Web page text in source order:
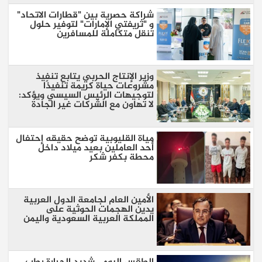
شراكة حصرية بين "قطارات الاتحاد"
و "ثريفتي الإمارات" لتوفير حلول
تنقل متكاملة للمسافرين
وزير الإنتاج الحربي يتابع تنفيذ
مشروعات حياة كريمة تنفيذًا
لتوجيهات الرئيس السيسي ويؤكد:
لا تهاون مع الشركات غير الجادة
مياة القليوبية توضح حقيقه إحتفال
أحد العاملين بعيد ميلاد داخل
محطة بكفر شكر
الأمين العام لجامعة الدول العربية
يدين الهجمات الحوثية على
المملكة العربية السعودية واليمن